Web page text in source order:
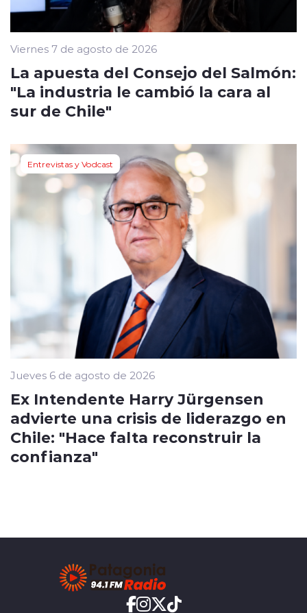
Viernes 7 de agosto de 2026
La apuesta del Consejo del Salmón:
"La industria le cambió la cara al
sur de Chile"
Entrevistas y Vodcast
Jueves 6 de agosto de 2026
Ex Intendente Harry Jürgensen
advierte una crisis de liderazgo en
Chile: "Hace falta reconstruir la
confianza"